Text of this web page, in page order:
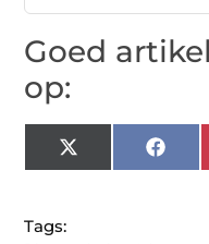
Goed
op:
X
(Twitter)
Tags: